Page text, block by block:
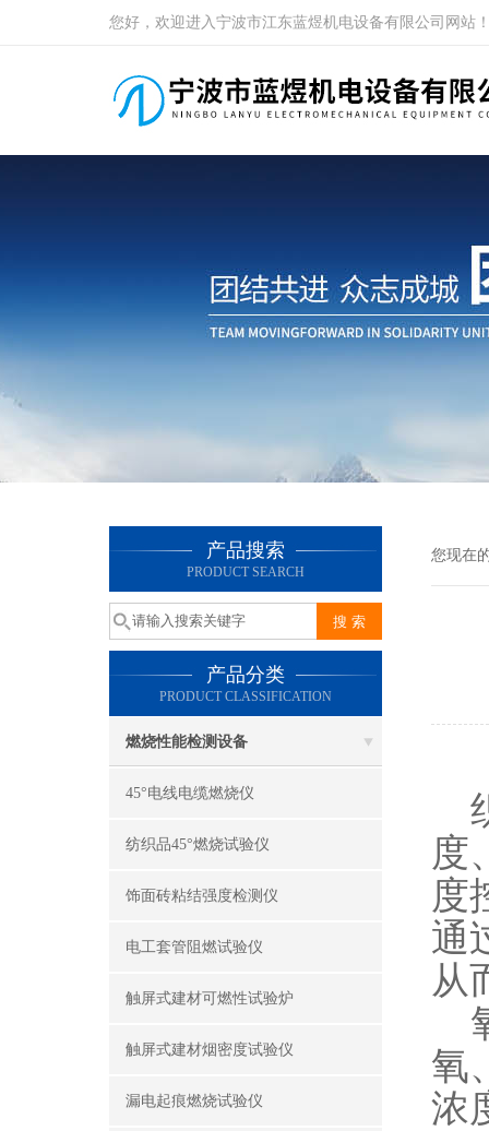
您好，欢迎进入宁波市江东蓝煜机电设备有限公司网站
产品搜索
PRODUCT SEARCH
产品分类
PRODUCT CLASSIFICATION
燃烧性能检测设备
45°电线电缆燃烧仪
纺织品45°燃烧试验仪
饰面砖粘结强度检测仪
电工套管阻燃试验仪
触屏式建材可燃性试验炉
触屏式建材烟密度试验仪
漏电起痕燃烧试验仪
您现在
度
度
通
从
氧
浓